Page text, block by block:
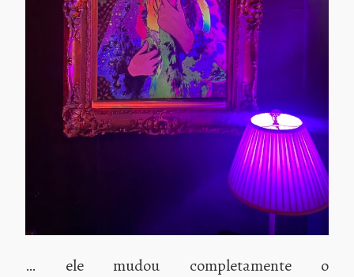
… ele mudou completamente o